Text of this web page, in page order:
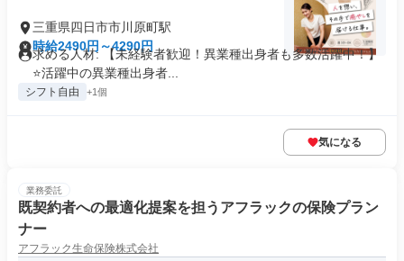
三重県四日市市川原町駅
時給2490円～4290円
求める人材: 【未経験者歓迎！異業種出身者も多数活躍中！】
⭐️活躍中の異業種出身者...
シフト自由 +1個
気になる
業務委託
既契約者への最適化提案を担うアフラックの保険プラン
ナー
アフラック生命保険株式会社